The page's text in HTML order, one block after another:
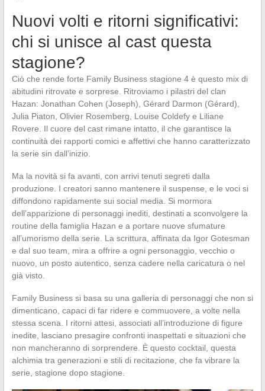
Nuovi volti e ritorni significativi:
chi si unisce al cast questa
stagione?
Ciò che rende forte Family Business stagione 4 è questo mix di
abitudini ritrovate e sorprese. Ritroviamo i pilastri del clan
Hazan: Jonathan Cohen (Joseph), Gérard Darmon (Gérard),
Julia Piaton, Olivier Rosemberg, Louise Coldefy e Liliane
Rovere. Il cuore del cast rimane intatto, il che garantisce la
continuità dei rapporti comici e affettivi che hanno caratterizzato
la serie sin dall’inizio.
Ma la novità si fa avanti, con arrivi tenuti segreti dalla
produzione. I creatori sanno mantenere il suspense, e le voci si
diffondono rapidamente sui social media. Si mormora
dell’apparizione di personaggi inediti, destinati a sconvolgere la
routine della famiglia Hazan e a portare nuove sfumature
all’umorismo della serie. La scrittura, affinata da Igor Gotesman
e dal suo team, mira a offrire a ogni personaggio, vecchio o
nuovo, un posto autentico, senza cadere nella caricatura o nel
già visto.
Family Business si basa su una galleria di personaggi che non si
dimenticano, capaci di far ridere e commuovere, a volte nella
stessa scena. I ritorni attesi, associati all’introduzione di figure
inedite, lasciano presagire confronti inaspettati e situazioni che
non mancheranno di sorprendere. È questo cocktail, questa
alchimia tra generazioni e stili di recitazione, che fa vibrare la
serie, stagione dopo stagione.